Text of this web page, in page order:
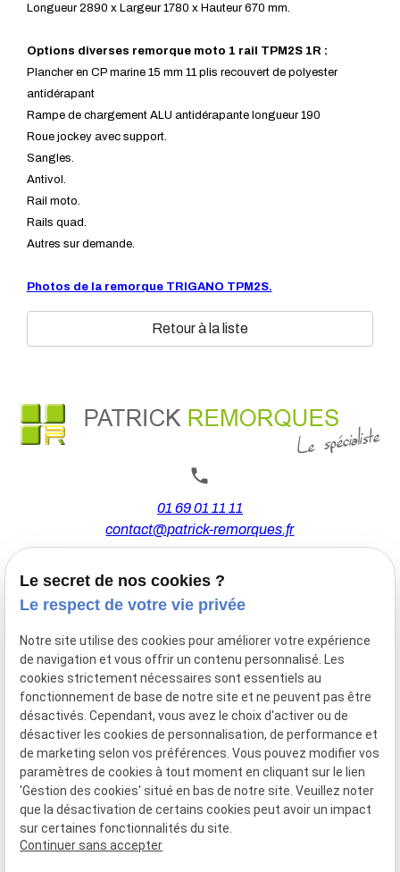
Longueur 2890 x Largeur 1780 x Hauteur 670 mm.
Options diverses remorque moto 1 rail TPM2S 1R :
Plancher en CP marine 15 mm 11 plis recouvert de polyester
antidérapant
Rampe de chargement ALU antidérapante longueur 190
Roue jockey avec support.
Sangles.
Antivol.
Rail moto.
Rails quad.
Autres sur demande.
Photos de la remorque TRIGANO TPM2S.
Retour à la liste
01 69 01 11 11
contact@patrick-remorques.fr
44 Avenue de la Division Leclerc
91160 BALLAINVILLIERS
Du Mardi au Samedi
De 9h00 à 12h30 et de 13h30 à 18h00
Le Lundi sur rendez-vous.
Mentions
légales
Politique de
confidentialité
Gestion
des
cookies
Plan du
site
Siret :77556328100028
Le secret de nos cookies ?
Le respect de votre vie privée
Notre site utilise des cookies pour améliorer votre expérience
de navigation et vous offrir un contenu personnalisé. Les
cookies strictement nécessaires sont essentiels au
fonctionnement de base de notre site et ne peuvent pas être
désactivés. Cependant, vous avez le choix d'activer ou de
désactiver les cookies de personnalisation, de performance et
de marketing selon vos préférences. Vous pouvez modifier vos
paramètres de cookies à tout moment en cliquant sur le lien
'Gestion des cookies' situé en bas de notre site. Veuillez noter
que la désactivation de certains cookies peut avoir un impact
sur certaines fonctionnalités du site.
Continuer sans accepter